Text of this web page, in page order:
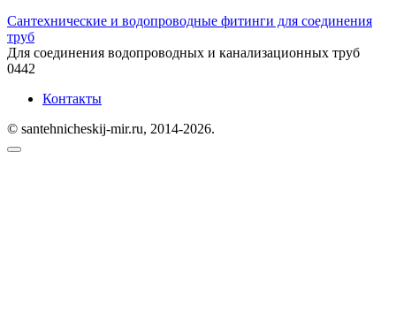
Сантехнические и водопроводные фитинги для соединения
труб
Для соединения водопроводных и канализационных труб
0442
Контакты
© santehnicheskij-mir.ru, 2014-2026.